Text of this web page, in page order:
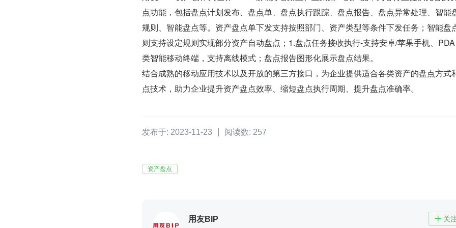
点功能，包括盘点计划发布、盘点单、盘点执行跟踪、盘点报告、盘点异常处理、智能
规则、智能盘点等。资产盘点单下发支持按照部门、资产类型等条件下发任务；智能盘
则支持设定规则实现部分资产自动盘点；1.盘点任务接收执行-支持安卓/苹果手机、
类智能移动终端，支持离线模式；盘点报告图形化展示盘点结果。
结合成熟的移动应用技术以及开放的第三方接口，为企业提供适合各类资产的盘点方式
点技术，助力企业提升资产盘点效率、缩短盘点执行周期、提升盘点准确率。
发布于: 2023-11-23 阅读数: 257
资产盘点
用友BIP  关